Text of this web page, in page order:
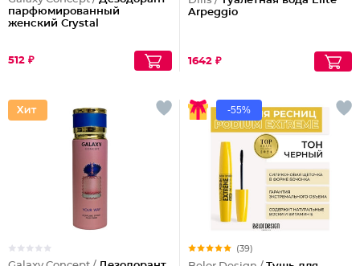
парфюмированный
женский Crystal
512 ₽
Arpeggio
1642 ₽
-55%
(39)